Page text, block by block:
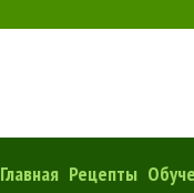
Главная Рецепты